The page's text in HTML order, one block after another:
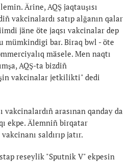
Ärine, AQŞ jaqtauşısı
vakcinalardı satıp alğanın qalar
jäne öte jaqsı vakcinalar dep
mümkindigi bar. Biraq bwl - öte
mäsele. Men naqtı
AQŞ-ta bizdiñ
vakcinalar jetkilikti" dedi
vakcinalardıñ arasınan qanday da
ekpe. Älemniñ birqatar
saldırıp jatır.
reseylik "Sputnik V" ekpesin